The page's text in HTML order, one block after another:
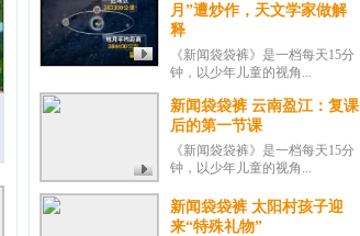
月”遭炒作，天文学家做解
释
《新闻袋袋裤》是一档每天15分
钟，以少年儿童的视角...
新闻袋袋裤 云南盈江：复课
后的第一节课
《新闻袋袋裤》是一档每天15分
钟，以少年儿童的视角...
新闻袋袋裤 太阳村孩子迎
来“特殊礼物”